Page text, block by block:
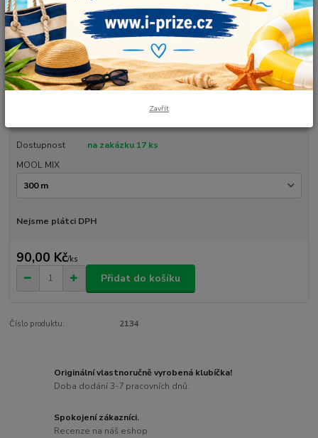
Barvy: bílá, zářivě růžová, světle šedá. Duhové klubíčko v návinu, který si
sami zvolíte. Je vhodné pro čepičky, šaty, sukně, šátky, tuniky, deky a také
originální dekorace. Vlastnoručně smotané, vyrobené v České republice.
Údržba: prát ručně nebo v pračce max na 30°C. Nesušit v sušičce.
Dostupnost
na zakázku 17 ks
MOOL MIX
Nejsme plátci DPH
90,00 Kč/ks
Přidat do košíku
Číslo produktu: 2134
Originální vlastnoručně vyrobená klubíčka!
Doba dodání 3-7 pracovních dnů.
Spokojení zákazníci.
Recenze na náš eshop
Zavřít